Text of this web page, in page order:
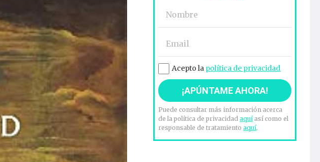
Acepto la política de privacidad
Puede consultar más información acerca
de la política de privacidadaquíasí como el
responsable de tratamientoaquí.